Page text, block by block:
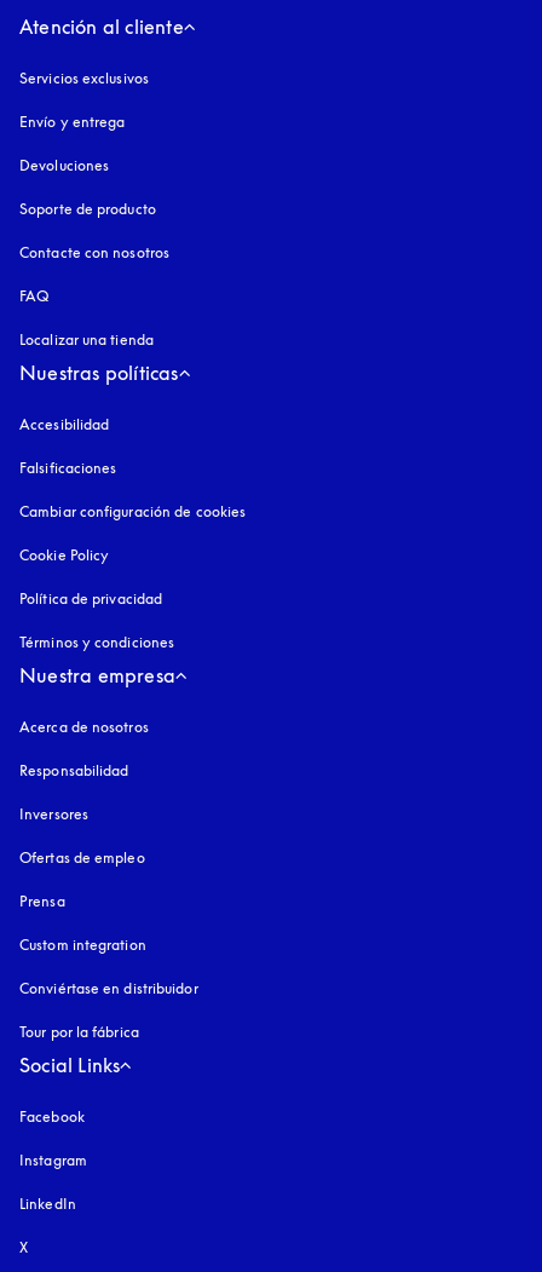
Atención al cliente
Servicios exclusivos
Envío y entrega
Devoluciones
Soporte de producto
Contacte con nosotros
FAQ
Localizar una tienda
Nuestras políticas
Accesibilidad
Falsificaciones
Cambiar configuración de cookies
Cookie Policy
Política de privacidad
Términos y condiciones
Nuestra empresa
Acerca de nosotros
Responsabilidad
Inversores
Ofertas de empleo
Prensa
Custom integration
Conviértase en distribuidor
Tour por la fábrica
Social Links
Facebook
Instagram
LinkedIn
X